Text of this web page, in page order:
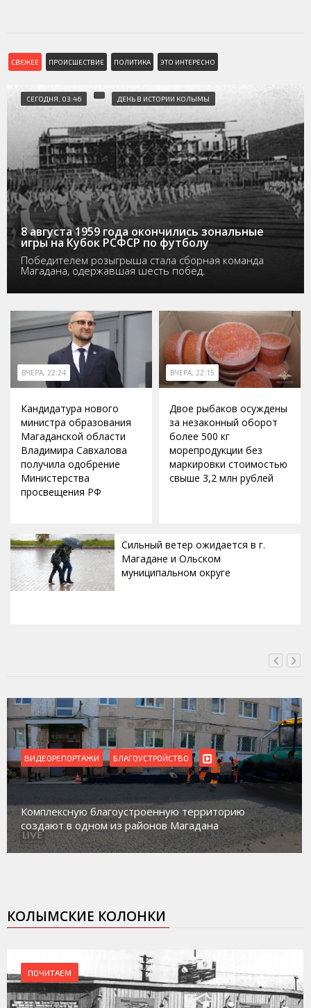
СВЕЖЕЕ ПРОИСШЕСТВИЕ ПОЛИТИКА ЭТО ИНТЕРЕСНО
СЕГОДНЯ, 03:46 ДЕНЬ В ИСТОРИИ КОЛЫМЫ
8 августа 1959 года окончились зональные
игры на Кубок РСФСР по футболу
Победителем розыгрыша стала сборная команда
Магадана, одержавшая шесть побед.
ВЧЕРА, 22:24
Кандидатура нового
министра образования
Магаданской области
Владимира Савхалова
получила одобрение
Министерства
просвещения РФ
ВЧЕРА, 22:15
Двое рыбаков осуждены
за незаконный оборот
более 500 кг
морепродукции без
маркировки стоимостью
свыше 3,2 млн рублей
Сильный ветер ожидается в г.
Магадане и Ольском
муниципальном округе
ВИДЕОРЕПОРТАЖИ
Магадан присоединился к пилотному проекту
работе с несовершеннолетними из групп
социального риска «Переправа»
КОЛЫМСКИЕ КОЛОНКИ
ПОЧИТАЕМ